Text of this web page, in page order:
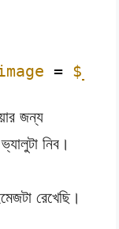
= $_POST
জন্য
নিব।
রেখেছি।